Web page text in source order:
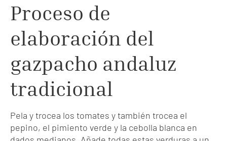
Proceso de
elaboración del
gazpacho andaluz
tradicional
Pela y trocea los tomates y también trocea el
pepino, el pimiento verde y la cebolla blanca en